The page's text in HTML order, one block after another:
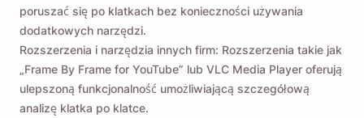
poruszać się po klatkach bez konieczności używania
dodatkowych narzędzi.
Rozszerzenia i narzędzia innych firm: Rozszerzenia takie jak
„Frame By Frame for YouTube” lub VLC Media Player oferują
ulepszoną funkcjonalność umożliwiającą szczegółową
analizę klatka po klatce.